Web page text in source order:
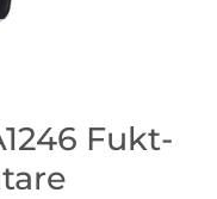
ArnouxFukt-